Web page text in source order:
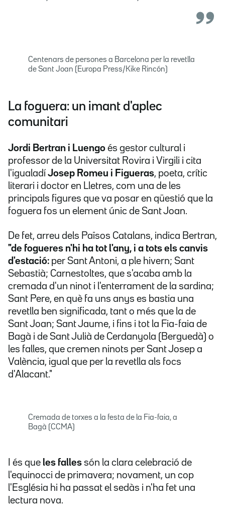
Centenars de persones a Barcelona per la revetlla
de Sant Joan (Europa Press/Kike Rincón)
La foguera: un imant d'aplec
comunitari
Jordi Bertran i Luengo és gestor cultural i
professor de la Universitat Rovira i Virgili i cita
l'igualadí Josep Romeu i Figueras, poeta, crític
literari i doctor en Lletres, com una de les
principals figures que va posar en qüestió que la
foguera fos un element únic de Sant Joan.
De fet, arreu dels Països Catalans, indica Bertran,
"de fogueres n'hi ha tot l'any, i a tots els canvis
d'estació: per Sant Antoni, a ple hivern; Sant
Sebastià; Carnestoltes, que s'acaba amb la
cremada d'un ninot i l'enterrament de la sardina;
Sant Pere, en què fa uns anys es bastia una
revetlla ben significada, tant o més que la de
Sant Joan; Sant Jaume, i fins i tot la Fia-faia de
Bagà i de Sant Julià de Cerdanyola (Berguedà) o
les falles, que cremen ninots per Sant Josep a
València, igual que per la revetlla als focs
d'Alacant."
Cremada de torxes a la festa de la Fia-faia, a
Bagà (CCMA)
I és que les falles són la clara celebració de
l'equinocci de primavera; novament, un cop
l'Església hi ha passat el sedàs i n'ha fet una
lectura nova.